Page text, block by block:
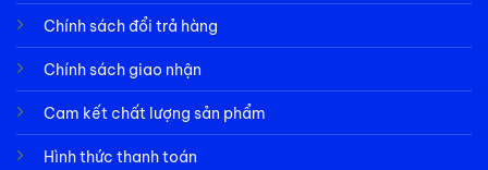
Chính sách đổi trả hàng
Chính sách giao nhận
Cam kết chất lượng sản phẩm
Hình thức thanh toán